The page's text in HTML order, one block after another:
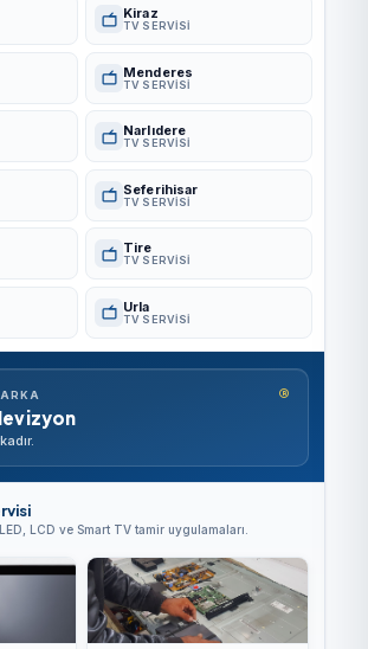
Kiraz
TV SERVISI
Menderes
TV SERVISI
Narlıdere
TV SERVISI
Seferihisar
TV SERVISI
Tire
TV SERVISI
Urla
TV SERVISI
®
LCD ve Smart TV tamir uygulamaları.